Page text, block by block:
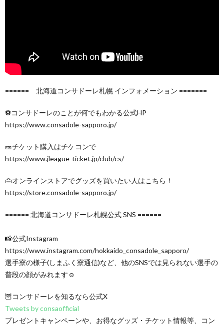
====== 北海道コンサドーレ札幌 インフォメーション =======
⚽コンサドーレのことが何でもわかる公式HP
https://www.consadole-sapporo.jp/
🎫チケット購入はチケコンで
https://www.jleague-ticket.jp/club/cs/
👜オンラインストアでグッズを買いたい人はこちら！
https://store.consadole-sapporo.jp/
====== 北海道コンサドーレ札幌公式 SNS ======
📸公式Instagram
https://www.instagram.com/hokkaido_consadole_sapporo/
選手寮の様子(しまふく寮通信)など、他のSNSでは見られない選手の
普段の顔がみれます☺
🦉コンサドーレを知るなら公式X
Tweets by consaofficial
プレゼントキャンペーンや、お得なグッズ・チケット情報等、コン